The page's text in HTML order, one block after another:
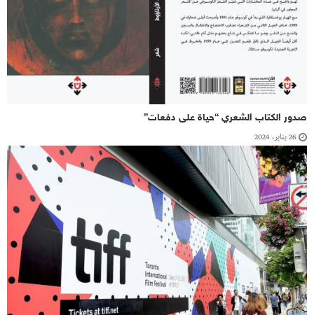
صدور الكتاب الشعري “حياة على دفعات”
26 يناير، 2024